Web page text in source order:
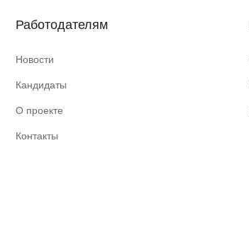
Работодателям
Новости
Кандидаты
О проекте
Контакты